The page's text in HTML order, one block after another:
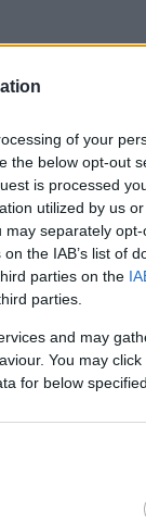
of your
the below opt-out
is processed
utilized by us
may separately
the IAB’s list of
parties on the
parties.
and may
You may
for below